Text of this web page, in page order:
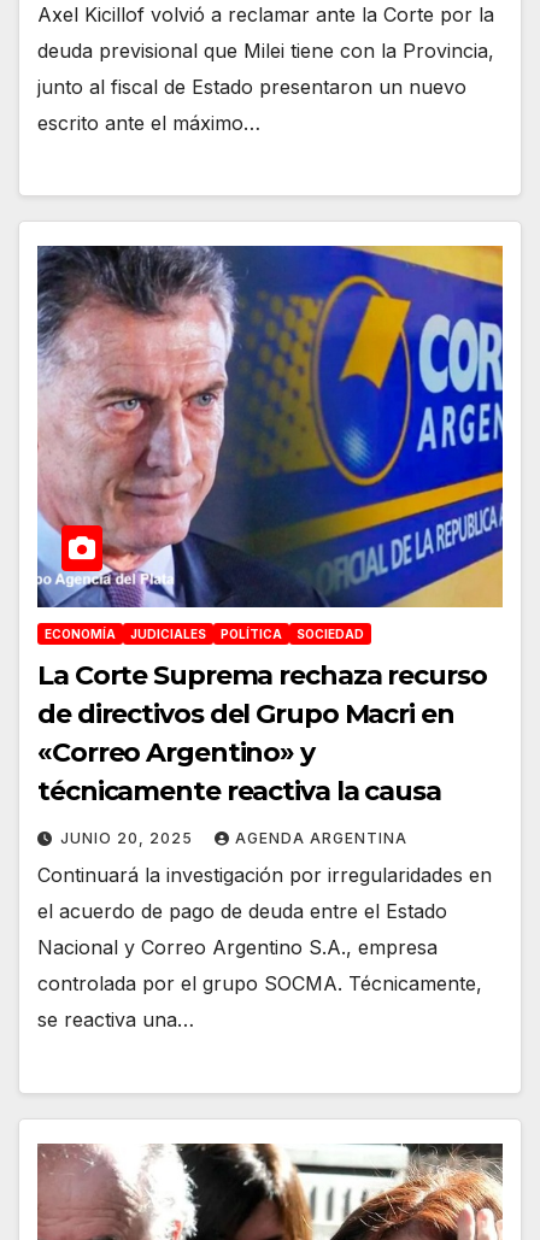
Axel Kicillof volvió a reclamar ante la Corte por la
deuda previsional que Milei tiene con la Provincia,
junto al fiscal de Estado presentaron un nuevo
escrito ante el máximo…
ECONOMÍA JUDICIALES POLÍTICA SOCIEDAD
La Corte Suprema rechaza recurso
de directivos del Grupo Macri en
«Correo Argentino» y
técnicamente reactiva la causa
JUNIO 20, 2025 AGENDA ARGENTINA
Continuará la investigación por irregularidades en
el acuerdo de pago de deuda entre el Estado
Nacional y Correo Argentino S.A., empresa
controlada por el grupo SOCMA. Técnicamente,
se reactiva una…